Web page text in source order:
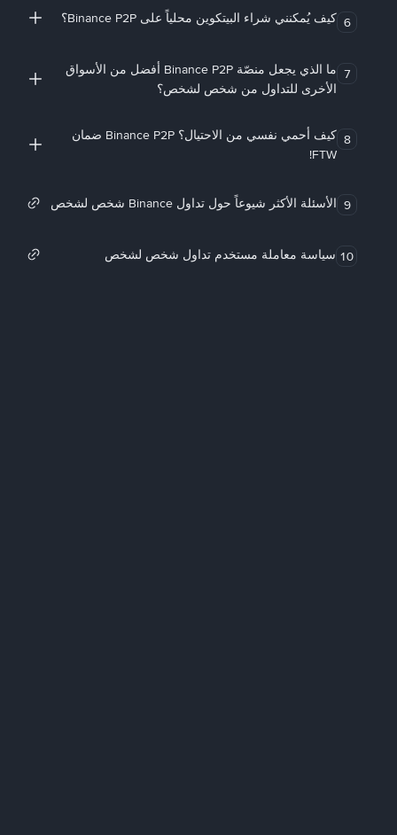
6 كيف يُمكنني شراء البيتكوين محلياً على Binance P2P؟
7
ما الذي يجعل منصّة Binance P2P أفضل من الأسواق
الأخرى للتداول من شخص لشخص؟
8
كيف أحمي نفسي من الاحتيال؟ Binance P2P ضمان
FTW!
9 الأسئلة الأكثر شيوعاً حول تداول Binance شخص لشخص
10 سياسة معاملة مستخدم تداول شخص لشخص